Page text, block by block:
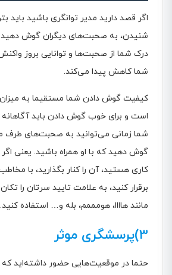
اگر قصد دارید مدیر توانگری باشید باید
شنیدن، به صحبت‌های دیگران گوش
درک شما از صحبت‌ها و توانایی بروز
شما کاهش پیدا می‌کند.
کیفیت گوش دادن شما مستقیما به
است و برای خوب گوش دادن باید آگاهانه
شما زمانی می‌توانید به صحبت‌های طرف
گوش دهید که با او همراه باشید. یعنی
کاری هستید، آن را کنار بگذارید، با
برقرار کنید، به علامت تایید سرتان را
مانند هاااا، هومممم، بله و… استفاده کنید.
3)پرسشگری موثر
حتما در موقعیت‌هایی حضور داشته‌اید